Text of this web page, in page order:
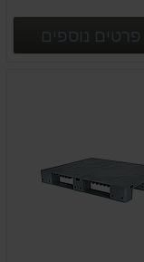
פרטים נוספים